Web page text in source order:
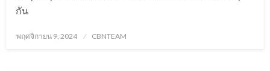
กัน
Posted
พฤศจิกายน 9, 2024 CBNTEAM